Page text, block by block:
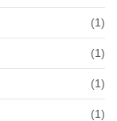
(1)
(1)
(1)
(1)